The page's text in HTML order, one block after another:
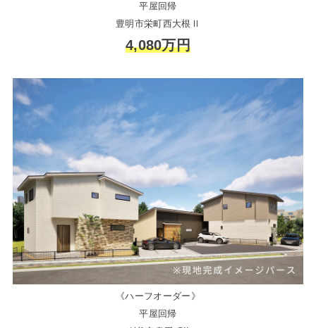
平屋回帰
豊明市栄町西大根Ⅱ
4,080万円
《ハーフオーダー》
平屋回帰